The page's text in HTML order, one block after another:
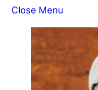
Close Menu